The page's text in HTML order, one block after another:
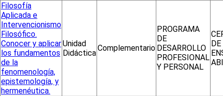
Filosofía
Aplicada e
Intervencionismo
Filosófico.
Conocer y aplicar
los fundamentos
de la
fenomenología,
epistemología, y
hermenéutica.
Unidad
Didáctica
Complementario
PROGRAMA
DE
DESARROLLO
PROFESIONAL
Y PERSONAL
DE